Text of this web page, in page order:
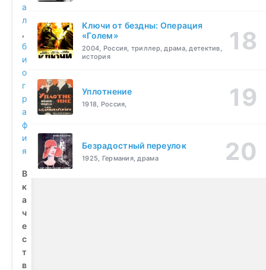
а
л
,
б
и
о
г
р
а
ф
и
я
В
к
а
ч
е
с
т
в
Ключи от бездны: Операция
«Голем»
2004, Россия, триллер, драма, детектив,
история
Уплотнение
1918, Россия,
Безрадостный переулок
1925, Германия, драма